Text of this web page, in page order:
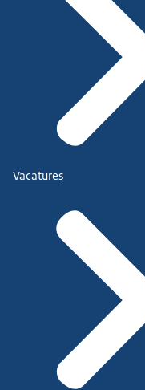
Vacatures